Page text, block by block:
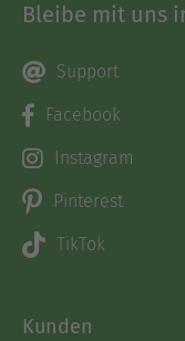
Bleibe mit uns
Support
Facebook
Instagram
Pinterest
TikTok
Kunden